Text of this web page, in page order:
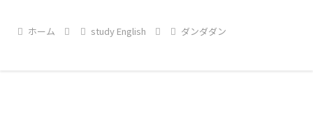
ホーム study English ダンダダン